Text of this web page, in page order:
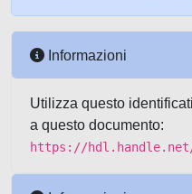
Informazioni
Utilizza questo
a questo documento:
https://hdl.handle.net/